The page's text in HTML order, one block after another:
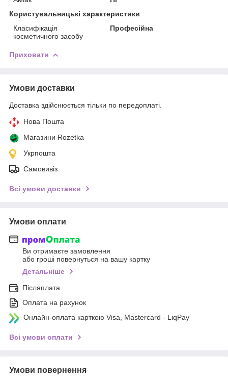
Користувальницькі характеристики
Класифікація
косметичного засобу
Професійна
Приховати
Умови доставки
Доставка здійснюється тільки по передоплаті.
Нова Пошта
Магазини Rozetka
Укрпошта
Самовивіз
Всі умови доставки
Умови оплати
Ви отримаєте замовлення
або гроші повернуться на вашу картку
Детальніше
Післяплата
Оплата на рахунок
Онлайн-оплата карткою Visa, Mastercard - LiqPay
Всі умови оплати
Умови повернення